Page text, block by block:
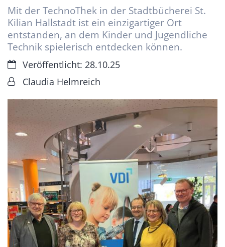
Mit der TechnoThek in der Stadtbücherei St.
Kilian Hallstadt ist ein einzigartiger Ort
entstanden, an dem Kinder und Jugendliche
Technik spielerisch entdecken können.
Datum:Veröffentlicht: 28.10.25
Von:Claudia Helmreich